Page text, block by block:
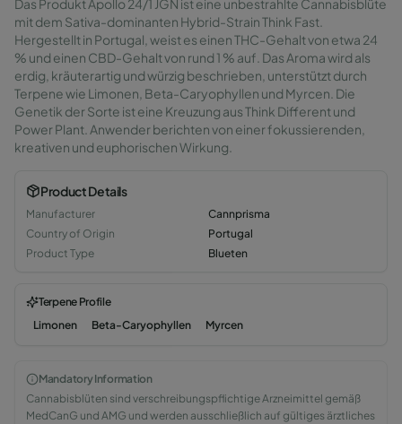
Das Produkt Apollo 24/1 JGN ist eine unbestrahlte Cannabisblüte
mit dem Sativa-dominanten Hybrid-Strain Think Fast.
Hergestellt in Portugal, weist es einen THC-Gehalt von etwa 24
% und einen CBD-Gehalt von rund 1 % auf. Das Aroma wird als
erdig, kräuterartig und würzig beschrieben, unterstützt durch
Terpene wie Limonen, Beta-Caryophyllen und Myrcen. Die
Genetik der Sorte ist eine Kreuzung aus Think Different und
Power Plant. Anwender berichten von einer fokussierenden,
kreativen und euphorischen Wirkung.
Product Details
Manufacturer
Cannprisma
Country of Origin
Portugal
Product Type
Blueten
Terpene Profile
Limonen
Beta-Caryophyllen Myrcen
Mandatory Information
Cannabisblüten sind verschreibungspflichtige Arzneimittel gemäß
MedCanG und AMG und werden ausschließlich auf gültiges ärztliches